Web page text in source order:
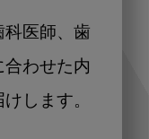
科医師、歯
わせた内
します。